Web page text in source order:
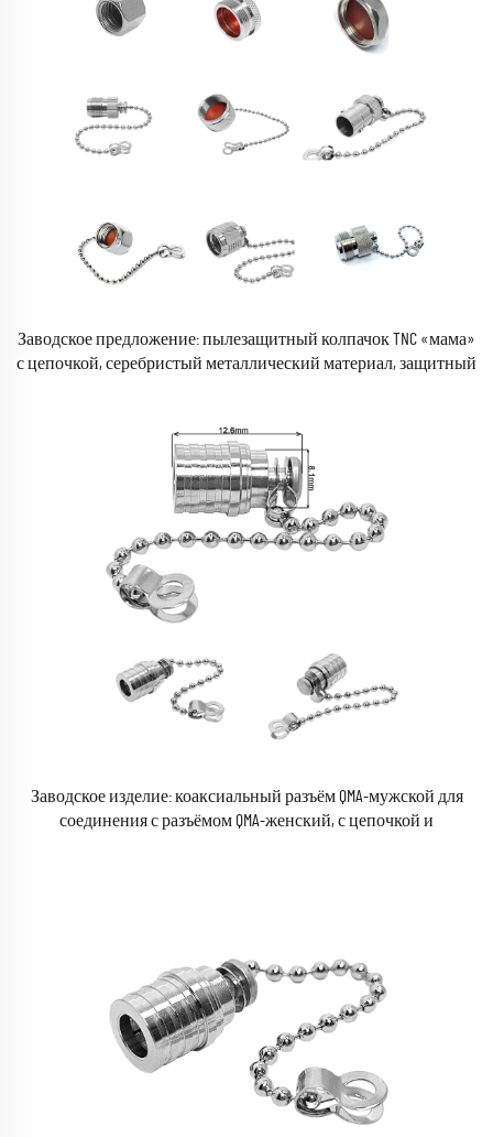
Заводское предложение: пылезащитный колпачок TNC «мама»
с цепочкой, серебристый металлический материал, защитный
Заводское изделие: коаксиальный разъём QMA-мужской для
соединения с разъёмом QMA-женский, с цепочкой и